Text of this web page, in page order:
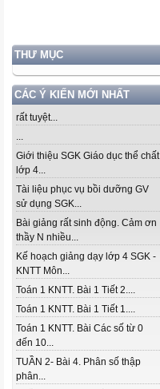
THƯ MỤC
CÁC Ý KIẾN MỚI NHẤT
rất tuyệt...
...
Giới thiệu SGK Giáo dục thể chất
lớp 4...
Tài liệu phục vụ bồi dưỡng GV
sử dụng SGK...
Bài giảng rất sinh động. Cảm ơn
thầy N nhiều...
Kế hoạch giảng dạy lớp 4 SGK -
KNTT Môn...
Toán 1 KNTT. Bài 1 Tiết 2....
Toán 1 KNTT. Bài 1 Tiết 1....
Toán 1 KNTT. Bài Các số từ 0
đến 10...
TUẦN 2- Bài 4. Phân số thập
phân...